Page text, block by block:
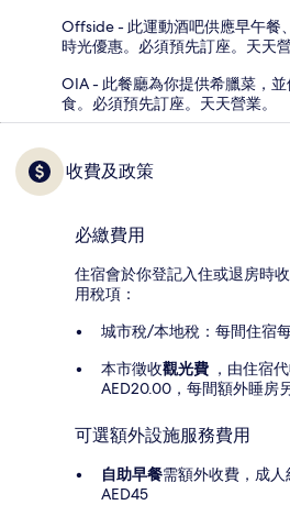
Offside - 此運動酒吧供應早午餐
時光優惠。必須預先訂座。天天營
OIA - 此餐廳為你提供希臘菜，
食。必須預先訂座。天天營業。
收費及政策
必繳費用
住宿會於你登記入住或退房時
用稅項：
城市稅/本地稅：每間住宿
本市徵收觀光費 ，由住宿
AED20.00，每間額外睡房
可選額外設施服務費用
自助早餐需額外收費，成
AED45